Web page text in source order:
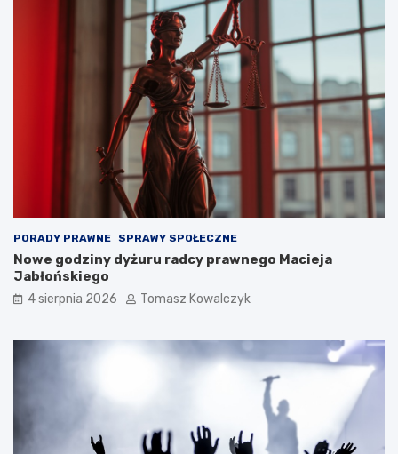
PORADY PRAWNE SPRAWY SPOŁECZNE
Nowe godziny dyżuru radcy prawnego Macieja
Jabłońskiego
4 sierpnia 2026 Tomasz Kowalczyk